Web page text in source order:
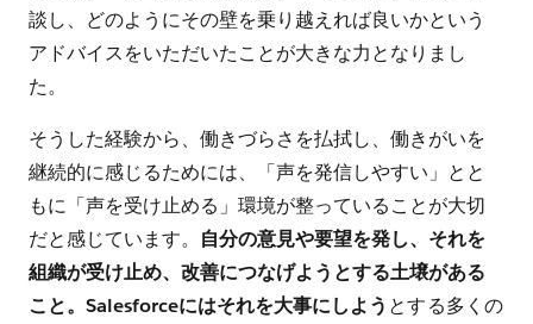
談し、どのようにその壁を乗り越えれば良いかという
アドバイスをいただいたことが大きな力となりまし
た。
そうした経験から、働きづらさを払拭し、働きがいを
継続的に感じるためには、「声を発信しやすい」とと
もに「声を受け止める」環境が整っていることが大切
だと感じています。 自分の意見や要望を発し、それを
組織が受け止め、改善につなげようとする土壌がある
こと。Salesforceにはそれを大事にしよう とする多くの